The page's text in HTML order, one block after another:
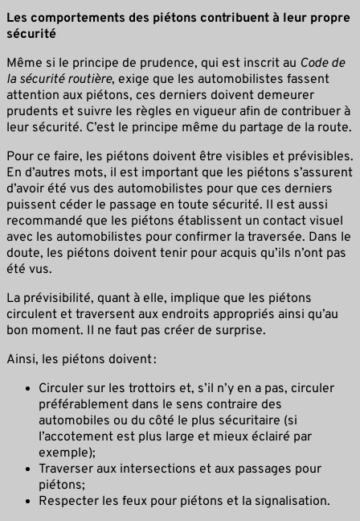
Les comportements des piétons contribuent à leur propre
sécurité
Même si le principe de prudence, qui est inscrit au Code de
la sécurité routière, exige que les automobilistes fassent
attention aux piétons, ces derniers doivent demeurer
prudents et suivre les règles en vigueur afin de contribuer à
leur sécurité. C’est le principe même du partage de la route.
Pour ce faire, les piétons doivent être visibles et prévisibles.
En d’autres mots, il est important que les piétons s’assurent
d’avoir été vus des automobilistes pour que ces derniers
puissent céder le passage en toute sécurité. Il est aussi
recommandé que les piétons établissent un contact visuel
avec les automobilistes pour confirmer la traversée. Dans le
doute, les piétons doivent tenir pour acquis qu’ils n’ont pas
été vus.
La prévisibilité, quant à elle, implique que les piétons
circulent et traversent aux endroits appropriés ainsi qu’au
bon moment. Il ne faut pas créer de surprise.
Ainsi, les piétons doivent :
Circuler sur les trottoirs et, s’il n’y en a pas, circuler
préférablement dans le sens contraire des
automobiles ou du côté le plus sécuritaire (si
l’accotement est plus large et mieux éclairé par
exemple);
Traverser aux intersections et aux passages pour
piétons;
Respecter les feux pour piétons et la signalisation.